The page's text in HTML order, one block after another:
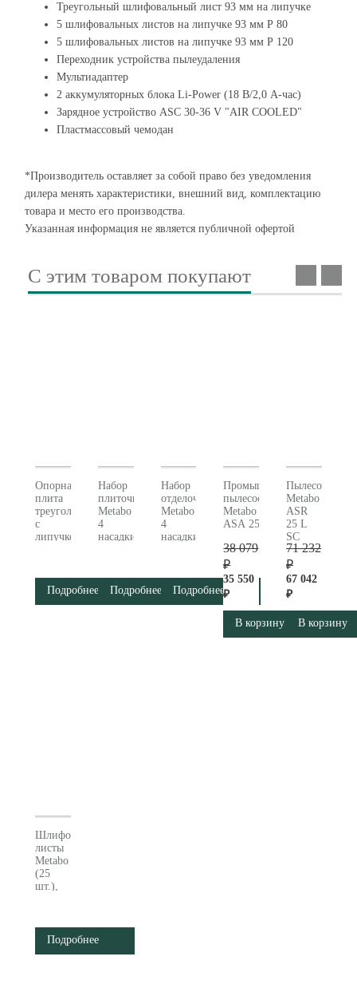
Треугольный шлифовальный лист 93 мм на липучке
5 шлифовальных листов на липучке 93 мм Р 80
5 шлифовальных листов на липучке 93 мм Р 120
Переходник устройства пылеудаления
Мультиадаптер
2 аккумуляторных блока Li-Power (18 В/2,0 А-час)
Зарядное устройство ASC 30-36 V "AIR COOLED"
Пластмассовый чемодан
*Производитель оставляет за собой право без уведомления
дилера менять характеристики, внешний вид, комплектацию
товара и место его производства.
Указанная информация не является публичной офертой
С этим товаром покупают
Опорная
плита
треугольная
с
липучкой
626421000
Подробнее
Набор
плиточника
Metabo
4
насадки
Подробнее
Набор
отделочника
Metabo
4
насадки
Подробнее
Промышленный
пылесос
Metabo
ASA 25 L PC 602014000
38 079
₽
35 550
₽
В корзину
Пылесос
Metabo
ASR
25 L
SC
602024000
71 232
₽
67 042
₽
В корзину
Шлифовальные
листы
Metabo
(25
шт.),
Подробнее